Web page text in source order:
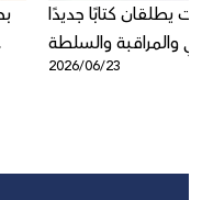
يطلقان كتابًا جديدًا
والمراقبة والسلطة
الرقمية
2026/06/23